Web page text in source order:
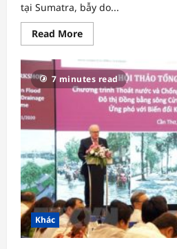
tại Sumatra, bẫy do...
Read MoreRead
more
Indonesia:
Bẫy
dây
đe
dọa
Sumatra
7 minutes read
Khác